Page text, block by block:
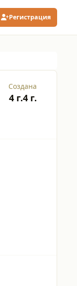
Регистрация
Создана
4 г.4 г.